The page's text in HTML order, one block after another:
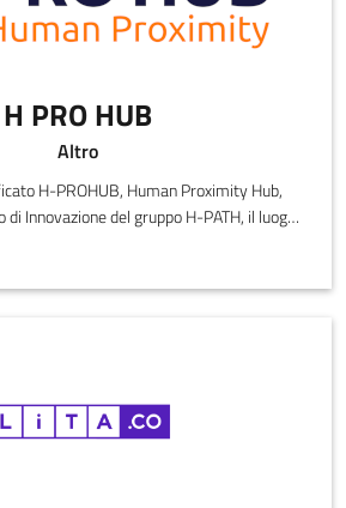
H PRO HUB
Altro
H-PROHUB, Human Proximity Hub,
Innovazione del gruppo H-PATH, il luogo